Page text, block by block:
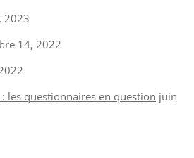
2023
14, 2022
les questionnaires en question juin